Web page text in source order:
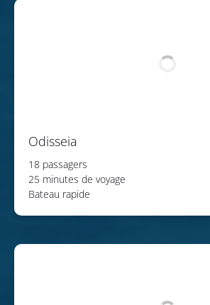
Odisseia
18 passagers
25 minutes de voyage
Bateau rapide